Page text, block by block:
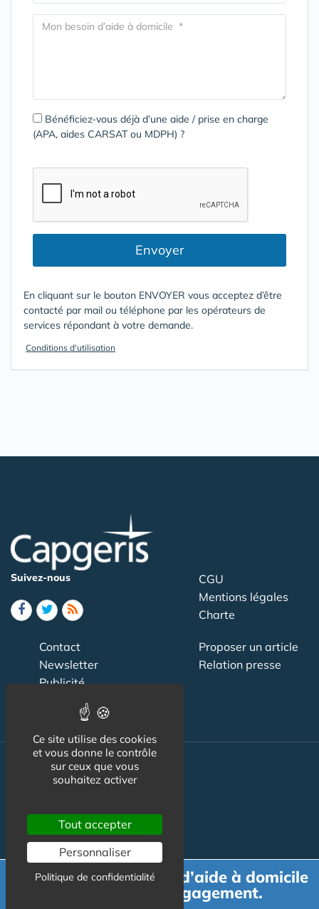
Bénéficiez-vous déjà d’une aide / prise en charge
(APA, aides CARSAT ou MDPH) ?
Envoyer
En cliquant sur le bouton ENVOYER vous acceptez d’être
contacté par mail ou téléphone par les opérateurs de
services répondant à votre demande.
Conditions d'utilisation
Suivez-nous
CGU
Mentions légales
Charte
Contact
Newsletter
Publicité
Proposer un article
Relation presse
Actualité
Résidences Service
Liens Utiles
Services à la personne
Demande de devis d’aide à domicile
gratuit et sans engagement.
Ce site utilise des cookies
et vous donne le contrôle
sur ceux que vous
souhaitez activer
Tout accepter
Personnaliser
Politique de confidentialité